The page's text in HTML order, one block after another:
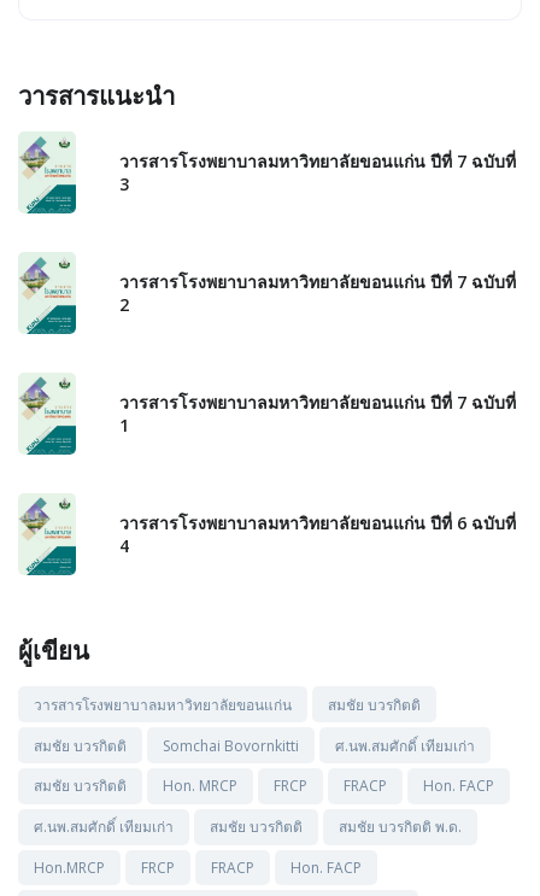
วารสารแนะนำ
วารสารโรงพยาบาลมหาวิทยาลัยขอนแก่น ปีที่ 7 ฉบับที่
3
วารสารโรงพยาบาลมหาวิทยาลัยขอนแก่น ปีที่ 7 ฉบับที่
2
วารสารโรงพยาบาลมหาวิทยาลัยขอนแก่น ปีที่ 7 ฉบับที่
1
วารสารโรงพยาบาลมหาวิทยาลัยขอนแก่น ปีที่ 6 ฉบับที่
4
ผู้เขียน
วารสารโรงพยาบาลมหาวิทยาลัยขอนแก่น
สมชัย บวรกิตติ
สมชัย บวรกิตติ
Somchai Bovornkitti
ศ.นพ.สมศักดิ์ เทียมเก่า
สมชัย บวรกิตติ
Hon. MRCP FRCP FRACP
Hon. FACP
ศ.นพ.สมศักดิ์ เทียมเก่า
สมชัย บวรกิตติ
สมชัย บวรกิตติ พ.ด.
Hon.MRCP
FRCP FRACP
Hon. FACP